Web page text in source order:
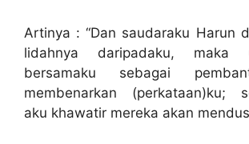
Artinya : “Dan saudaraku Harun
lidahnya daripadaku, maka
bersamaku sebagai
membenarkan (perkataan)ku;
aku khawatir mereka akan